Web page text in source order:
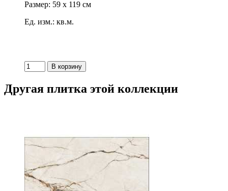
Размер: 59 x 119 см
Ед. изм.: кв.м.
Другая плитка этой коллекции